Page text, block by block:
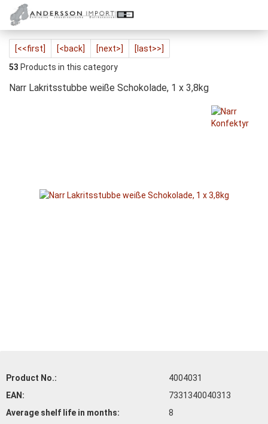
[<<first] [<back] [next>]
[last>>]
53 Products in this category
Narr Lakritsstubbe weiße Schokolade, 1 x 3,8kg
Product No.:
4004031
EAN:
7331340040313
Average shelf life in months:
8